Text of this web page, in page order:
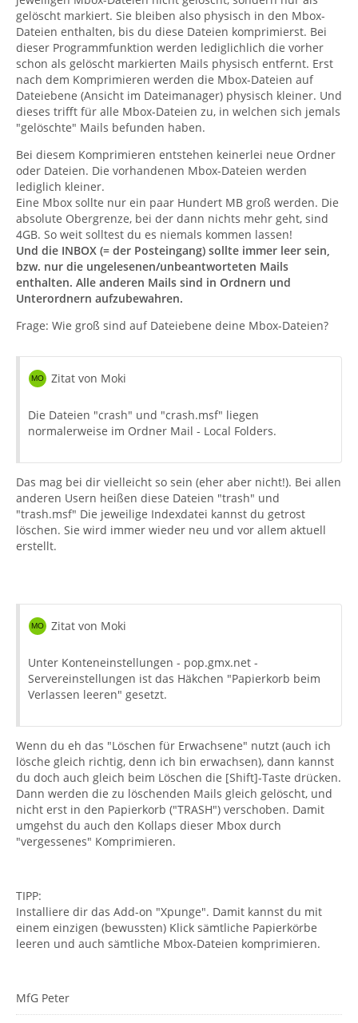
gelöscht markiert. Sie bleiben also physisch in den Mbox-
Dateien enthalten, bis du diese Dateien komprimierst. Bei
dieser Programmfunktion werden lediglichlich die vorher
schon als gelöscht markierten Mails physisch entfernt. Erst
nach dem Komprimieren werden die Mbox-Dateien auf
Dateiebene (Ansicht im Dateimanager) physisch kleiner. Und
dieses trifft für alle Mbox-Dateien zu, in welchen sich jemals
"gelöschte" Mails befunden haben.
Bei diesem Komprimieren entstehen keinerlei neue Ordner
oder Dateien. Die vorhandenen Mbox-Dateien werden
lediglich kleiner.
Eine Mbox sollte nur ein paar Hundert MB groß werden. Die
absolute Obergrenze, bei der dann nichts mehr geht, sind
4GB. So weit solltest du es niemals kommen lassen!
Und die INBOX (= der Posteingang) sollte immer leer sein,
bzw. nur die ungelesenen/unbeantworteten Mails
enthalten. Alle anderen Mails sind in Ordnern und
Unterordnern aufzubewahren.
Frage: Wie groß sind auf Dateiebene deine Mbox-Dateien?
Zitat von Moki
Die Dateien "crash" und "crash.msf" liegen
normalerweise im Ordner Mail - Local Folders.
Das mag bei dir vielleicht so sein (eher aber nicht!). Bei allen
anderen Usern heißen diese Dateien "trash" und
"trash.msf" Die jeweilige Indexdatei kannst du getrost
löschen. Sie wird immer wieder neu und vor allem aktuell
erstellt.
Zitat von Moki
Unter Konteneinstellungen - pop.gmx.net -
Servereinstellungen ist das Häkchen "Papierkorb beim
Verlassen leeren" gesetzt.
Wenn du eh das "Löschen für Erwachsene" nutzt (auch ich
lösche gleich richtig, denn ich bin erwachsen), dann kannst
du doch auch gleich beim Löschen die [Shift]-Taste drücken.
Dann werden die zu löschenden Mails gleich gelöscht, und
nicht erst in den Papierkorb ("TRASH") verschoben. Damit
umgehst du auch den Kollaps dieser Mbox durch
"vergessenes" Komprimieren.
TIPP:
Installiere dir das Add-on "Xpunge". Damit kannst du mit
einem einzigen (bewussten) Klick sämtliche Papierkörbe
leeren und auch sämtliche Mbox-Dateien komprimieren.
MfG Peter